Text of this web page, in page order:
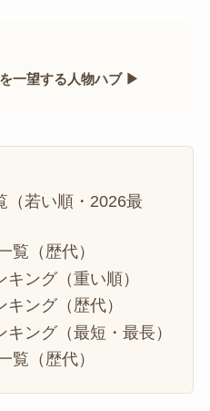
一望する人物ハブ ▶
（若い順・2026最
覧（歴代）
ング（重い順）
ング（歴代）
ング（最短・最長）
覧（歴代）